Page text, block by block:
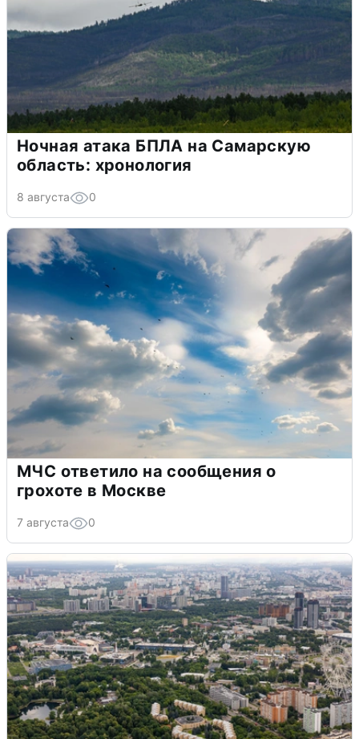
Ночная атака БПЛА на Самарскую
область: хронология
8 августа 0
МЧС ответило на сообщения о
грохоте в Москве
7 августа 0